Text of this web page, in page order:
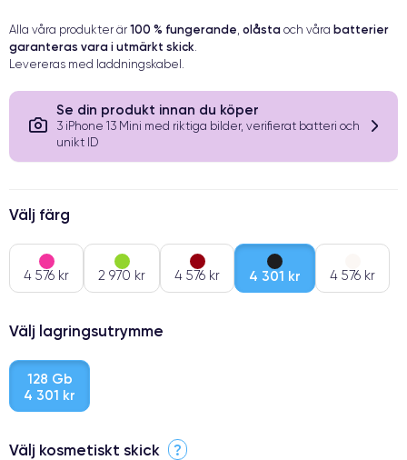
Alla våra produkter är 100 % fungerande, olåsta och våra batterier
garanteras vara i utmärkt skick.
Levereras med laddningskabel.
Se din produkt innan du köper
3 iPhone 13 Mini med riktiga bilder, verifierat batteri och
unikt ID
Välj färg
4 576 kr 2 970 kr 4 576 kr 4 301 kr 4 576 kr
Välj lagringsutrymme
128 Gb
4 301 kr
Välj kosmetiskt skick ?